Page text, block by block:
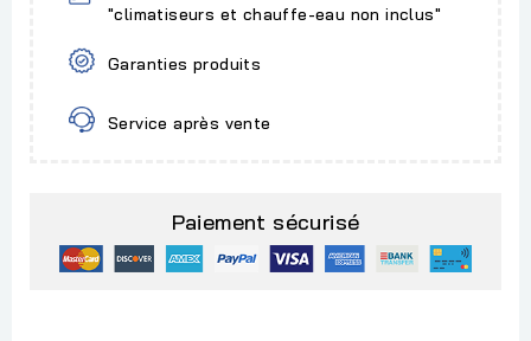
"climatiseurs et chauffe-eau non inclus"
Garanties produits
Service après vente
Paiement sécurisé